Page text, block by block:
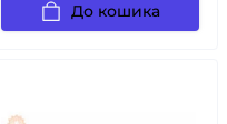
До кошика